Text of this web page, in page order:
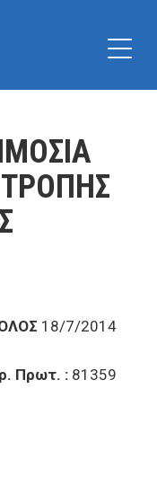
18/7/2014
Πρωτ. : 81359